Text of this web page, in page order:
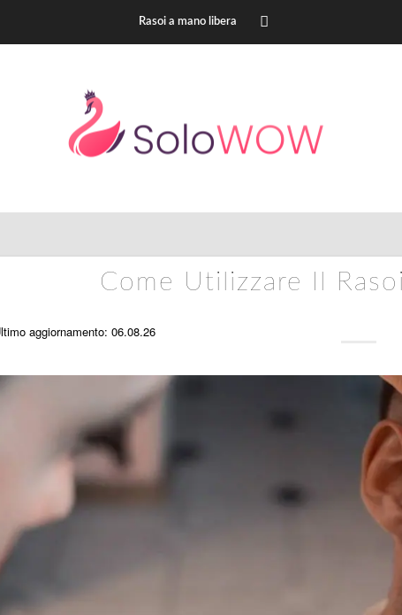
Rasoi a mano libera
Come Utilizzare Il
aggiornamento: 06.08.26